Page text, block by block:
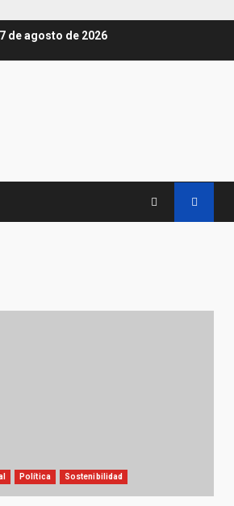
7 de agosto de 2026
Política Sostenibilidad